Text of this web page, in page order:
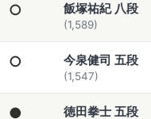
○ 飯塚祐紀 八段
(1,589)
○ 今泉健司 五段
(1,547)
● 徳田拳士 五段